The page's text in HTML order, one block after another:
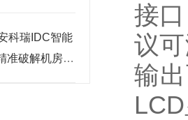
科瑞IDC智能
准破解机房节
接
议
输